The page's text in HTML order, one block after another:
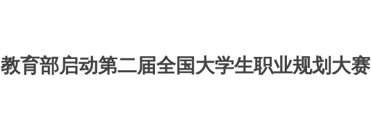
教育部启动第二届全国大学生职业规划大赛